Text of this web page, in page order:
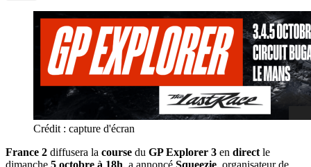
Crédit : capture d'écran
France 2 diffusera la course du GP Explorer 3 en direct le
dimanche 5 octobre à 18h, a annoncé Squeezie, organisateur de